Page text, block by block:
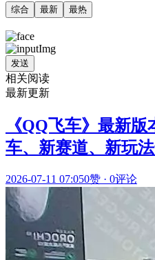
综合 最新 最热
发送
相关阅读
最新更新
《QQ飞车》最新
车、新赛道、新玩
2026-07-11 07:050赞 · 0评论